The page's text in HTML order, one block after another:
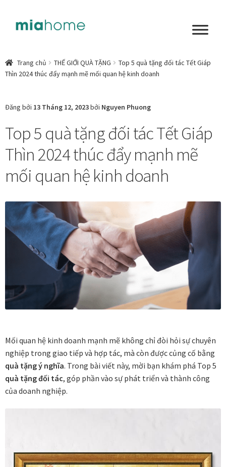
đến
đến
Art in living
Không gian sống
Cách chọn tranh phòng ngủ để mỗi ngày bắt đầu nhẹ
Phong cách nội thất
Vị trí trưng bày
Bộ sưu tập tranh
Chính Sách Bảo Mật
Chính Sách Đổi Trả
Chính sách đổi trả hàng
Danh Lam Collection
Trang chủ THẾ GIỚI QUÀ TẶNG
Top 5 quà tặng đối tác Tết Giáp
Thìn 2024 thúc đẩy mạnh mẽ mối quan hệ kinh doanh
Đăng bởi 13 Tháng 12, 2023bởi Nguyen Phuong
Top 5 quà tặng đối tác Tết Giáp
Thìn 2024 thúc đẩy mạnh mẽ
mối quan hệ kinh doanh
Mối quan hệ kinh doanh mạnh mẽ không chỉ đòi hỏi sự chuyên
nghiệp trong giao tiếp và hợp tác, mà còn được củng cố bằng
quà tặng ý nghĩa. Trong bài viết này, mời bạn khám phá Top 5
quà tặng đối tác, góp phần vào sự phát triển và thành công
của doanh nghiệp.